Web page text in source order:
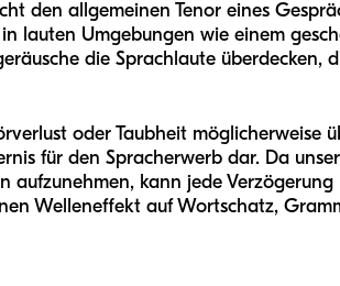
den allgemeinen Tenor eines
lauten Umgebungen wie einem
die Sprachlaute überdecken,
oder Taubheit möglicherweise
für den Spracherwerb dar. Da
aufzunehmen, kann jede
Welleneffekt auf Wortschatz,